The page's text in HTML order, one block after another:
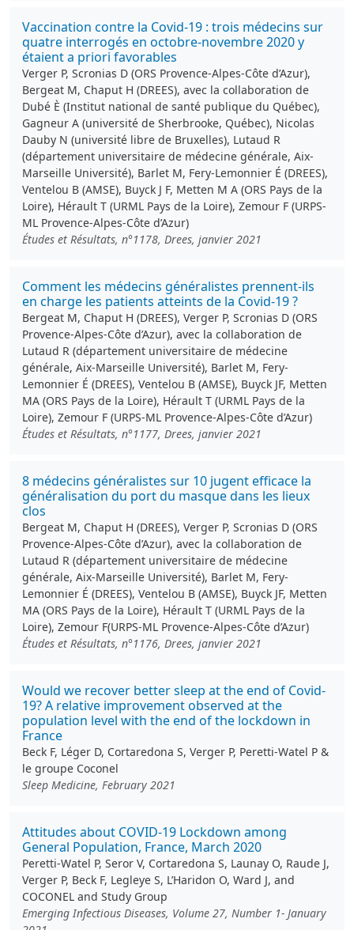
Vaccination contre la Covid-19 : trois médecins sur
quatre interrogés en octobre-novembre 2020 y
étaient a priori favorables
Verger P, Scronias D (ORS Provence-Alpes-Côte d’Azur),
Bergeat M, Chaput H (DREES), avec la collaboration de
Dubé È (Institut national de santé publique du Québec),
Gagneur A (université de Sherbrooke, Québec), Nicolas
Dauby N (université libre de Bruxelles), Lutaud R
(département universitaire de médecine générale, Aix-
Marseille Université), Barlet M, Fery-Lemonnier É (DREES),
Ventelou B (AMSE), Buyck J F, Metten M A (ORS Pays de la
Loire), Hérault T (URML Pays de la Loire), Zemour F (URPS-
ML Provence-Alpes-Côte d’Azur)
Études et Résultats, n°1178, Drees, janvier 2021
Comment les médecins généralistes prennent-ils
en charge les patients atteints de la Covid-19 ?
Bergeat M, Chaput H (DREES), Verger P, Scronias D (ORS
Provence-Alpes-Côte d’Azur), avec la collaboration de
Lutaud R (département universitaire de médecine
générale, Aix-Marseille Université), Barlet M, Fery-
Lemonnier É (DREES), Ventelou B (AMSE), Buyck JF, Metten
MA (ORS Pays de la Loire), Hérault T (URML Pays de la
Loire), Zemour F (URPS-ML Provence-Alpes-Côte d’Azur)
Études et Résultats, n°1177, Drees, janvier 2021
8 médecins généralistes sur 10 jugent efficace la
généralisation du port du masque dans les lieux
clos
Bergeat M, Chaput H (DREES), Verger P, Scronias D (ORS
Provence-Alpes-Côte d’Azur), avec la collaboration de
Lutaud R (département universitaire de médecine
générale, Aix-Marseille Université), Barlet M, Fery-
Lemonnier É (DREES), Ventelou B (AMSE), Buyck JF, Metten
MA (ORS Pays de la Loire), Hérault T (URML Pays de la
Loire), Zemour F(URPS-ML Provence-Alpes-Côte d’Azur)
Études et Résultats, n°1176, Drees, janvier 2021
Would we recover better sleep at the end of Covid-
19? A relative improvement observed at the
population level with the end of the lockdown in
France
Beck F, Léger D, Cortaredona S, Verger P, Peretti-Watel P &
le groupe Coconel
Sleep Medicine, February 2021
Attitudes about COVID-19 Lockdown among
General Population, France, March 2020
Peretti-Watel P, Seror V, Cortaredona S, Launay O, Raude J,
Verger P, Beck F, Legleye S, L’Haridon O, Ward J, and
COCONEL and Study Group
Emerging Infectious Diseases, Volume 27, Number 1- January